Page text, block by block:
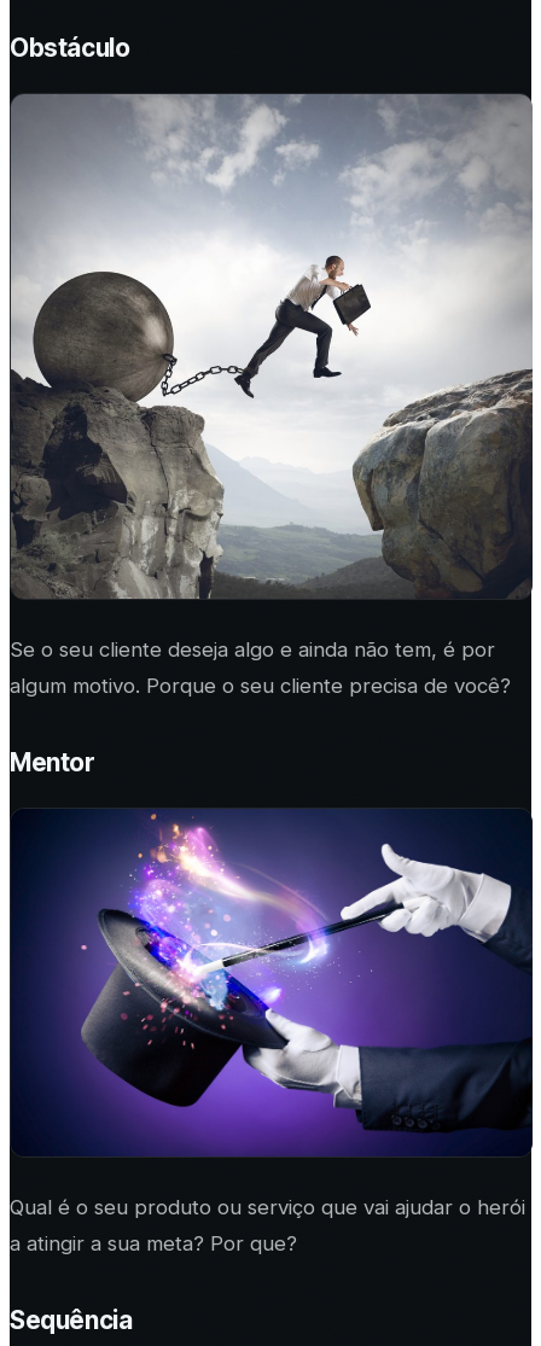
Obstáculo
Se o seu cliente deseja algo e ainda não tem, é por
algum motivo. Porque o seu cliente precisa de você?
Mentor
Qual é o seu produto ou serviço que vai ajudar o herói
a atingir a sua meta? Por que?
Sequência